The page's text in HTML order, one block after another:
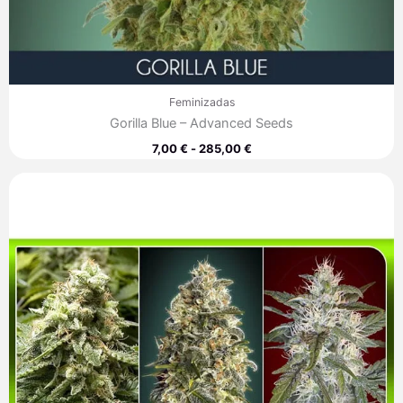
Feminizadas
Gorilla Blue – Advanced Seeds
7,00€ - 285,00€